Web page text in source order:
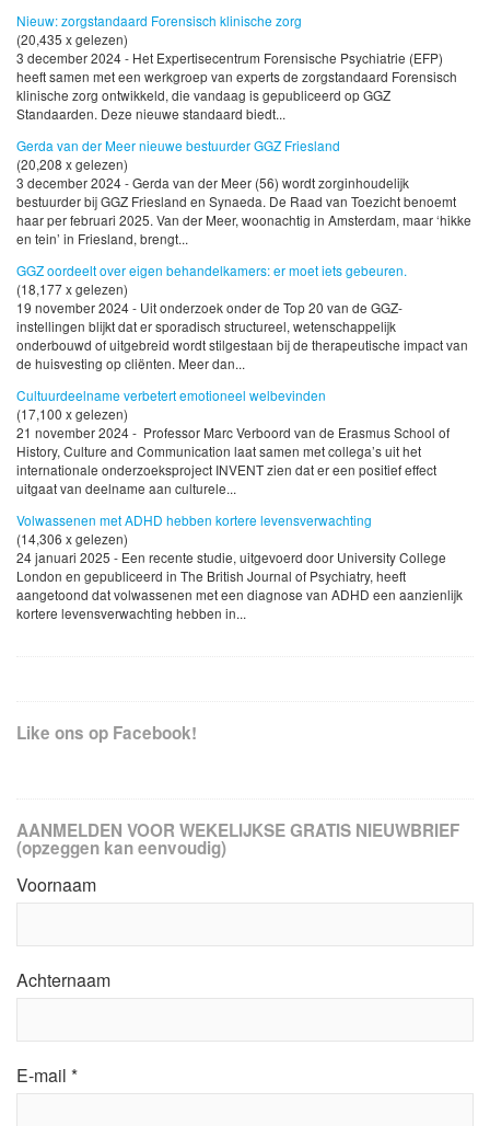
Nieuw: zorgstandaard Forensisch klinische zorg
(20,435 x gelezen)
3 december 2024 - Het Expertisecentrum Forensische Psychiatrie (EFP)
heeft samen met een werkgroep van experts de zorgstandaard Forensisch
klinische zorg ontwikkeld, die vandaag is gepubliceerd op GGZ
Standaarden. Deze nieuwe standaard biedt...
Gerda van der Meer nieuwe bestuurder GGZ Friesland
(20,208 x gelezen)
3 december 2024 - Gerda van der Meer (56) wordt zorginhoudelijk
bestuurder bij GGZ Friesland en Synaeda. De Raad van Toezicht benoemt
haar per februari 2025. Van der Meer, woonachtig in Amsterdam, maar ‘hikke
en tein’ in Friesland, brengt...
GGZ oordeelt over eigen behandelkamers: er moet iets gebeuren.
(18,177 x gelezen)
19 november 2024 - Uit onderzoek onder de Top 20 van de GGZ-
instellingen blijkt dat er sporadisch structureel, wetenschappelijk
onderbouwd of uitgebreid wordt stilgestaan bij de therapeutische impact van
de huisvesting op cliënten. Meer dan...
Cultuurdeelname verbetert emotioneel welbevinden
(17,100 x gelezen)
21 november 2024 - Professor Marc Verboord van de Erasmus School of
History, Culture and Communication laat samen met collega’s uit het
internationale onderzoeksproject INVENT zien dat er een positief effect
uitgaat van deelname aan culturele...
Volwassenen met ADHD hebben kortere levensverwachting
(14,306 x gelezen)
24 januari 2025 - Een recente studie, uitgevoerd door University College
London en gepubliceerd in The British Journal of Psychiatry, heeft
aangetoond dat volwassenen met een diagnose van ADHD een aanzienlijk
kortere levensverwachting hebben in...
Like ons op Facebook!
AANMELDEN VOOR WEKELIJKSE GRATIS NIEUWBRIEF
(opzeggen kan eenvoudig)
Voornaam
Achternaam
E-mail *